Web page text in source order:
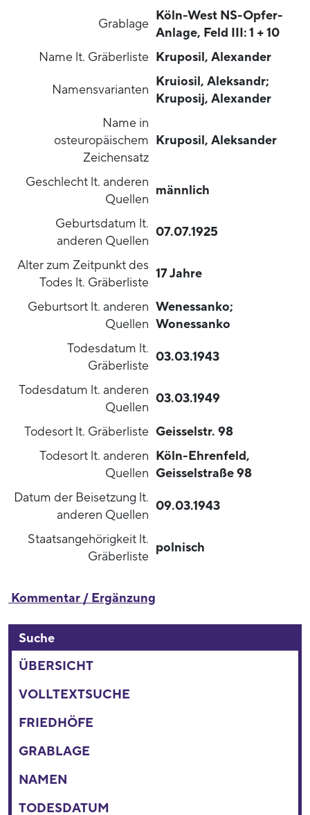
Grablage
Köln-West NS-Opfer-
Anlage, Feld III: 1 + 10
Name lt. Gräberliste Kruposil, Alexander
Namensvarianten
Kruiosil, Aleksandr;
Kruposij, Alexander
Name in
osteuropäischem
Zeichensatz
Kruposil, Aleksander
Geschlecht lt. anderen
Quellen
männlich
Geburtsdatum lt.
anderen Quellen
07.07.1925
Alter zum Zeitpunkt des
Todes lt. Gräberliste
17 Jahre
Geburtsort lt. anderen
Quellen
Wenessanko;
Wonessanko
Todesdatum lt.
Gräberliste
03.03.1943
Todesdatum lt. anderen
Quellen
03.03.1949
Todesort lt. Gräberliste Geisselstr. 98
Todesort lt. anderen
Quellen
Köln-Ehrenfeld,
Geisselstraße 98
Datum der Beisetzung lt.
anderen Quellen
09.03.1943
Staatsangehörigkeit lt.
Gräberliste
polnisch
Kommentar / Ergänzung
Suche
ÜBERSICHT
VOLLTEXTSUCHE
FRIEDHÖFE
GRABLAGE
NAMEN
TODESDATUM